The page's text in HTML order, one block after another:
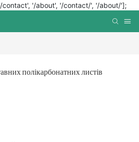
'/about', '/contact/', '/about/'];
полікарбонатних листів